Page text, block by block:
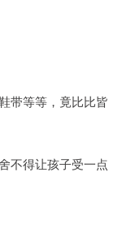
带等等，竟比比皆
不得让孩子受一点